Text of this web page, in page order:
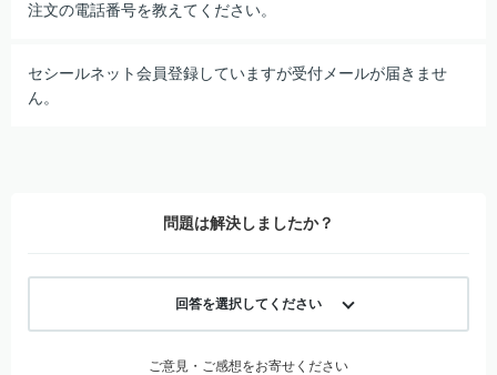
注文の電話番号を教えてください。
セシールネット会員登録していますが受付メールが届きませ
ん。
問題は解決しましたか？
回答を選択してください
ご意見・ご感想をお寄せください